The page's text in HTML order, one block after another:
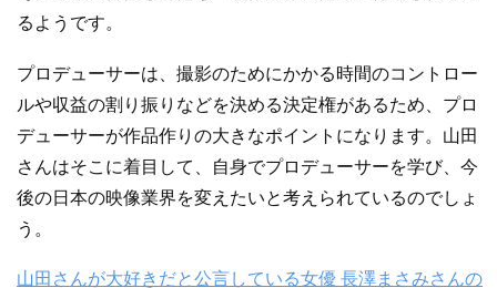
るようです。
プロデューサーは、撮影のためにかかる時間のコントロー
ルや収益の割り振りなどを決める決定権があるため、プロ
デューサーが作品作りの大きなポイントになります。山田
さんはそこに着目して、自身でプロデューサーを学び、今
後の日本の映像業界を変えたいと考えられているのでしょ
う。
山田さんが大好きだと公言している女優 長澤まさみさんの